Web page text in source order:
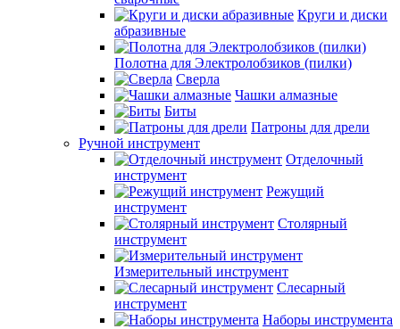
Круги и диски
абразивные
Полотна для Электролобзиков (пилки)
Сверла
Чашки алмазные
Биты
Патроны для дрели
Ручной инструмент
Отделочный
инструмент
Режущий
инструмент
Столярный
инструмент
Измерительный инструмент
Слесарный
инструмент
Наборы инструмента